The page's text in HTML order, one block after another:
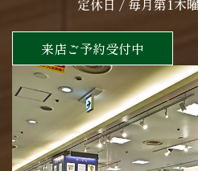
定休日 / 毎月第1木
来店ご予約受付中